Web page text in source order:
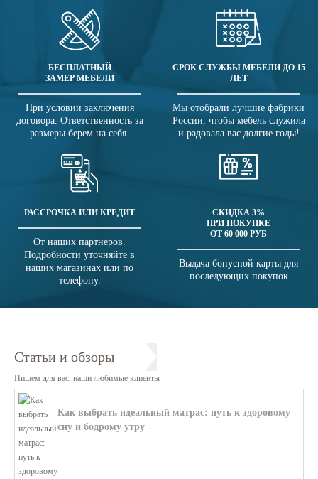
БЕСПЛАТНЫЙ
ЗАМЕР МЕБЕЛИ
При условии заключения
договора. Ответственность за
размеры берем на себя.
СРОК СЛУЖБЫ МЕБЕЛИ ДО 15
ЛЕТ
Мы отобрали лучшие фабрики
России, чтобы мебель служила
и радовала вас долгие годы!
РАССРОЧКА ИЛИ КРЕДИТ
От наших партнеров.
Подробности уточняйте в
наших магазинах или по
телефону.
СКИДКА 3%
ПРИ ПОКУПКЕ
ОТ 60 000 РУБ
Выдача бонусной карты для
последующих покупок
Статьи и обзоры
Пишем для вас, наши любимые клиенты
Как выбрать идеальный матрас: путь к здоровому
сну и бодрому утру